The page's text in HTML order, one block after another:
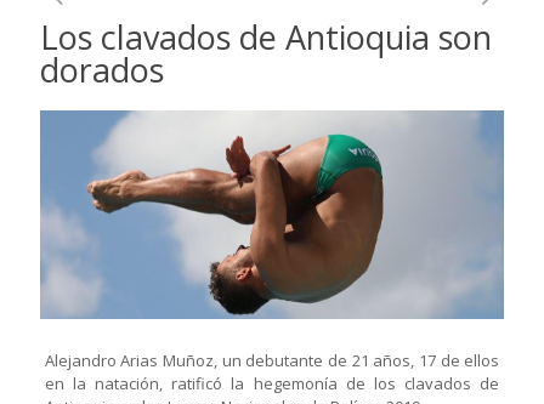
Los clavados de Antioquia son
dorados
Alejandro Arias Muñoz, un debutante de 21 años, 17 de ellos
en la natación, ratificó la hegemonía de los clavados de